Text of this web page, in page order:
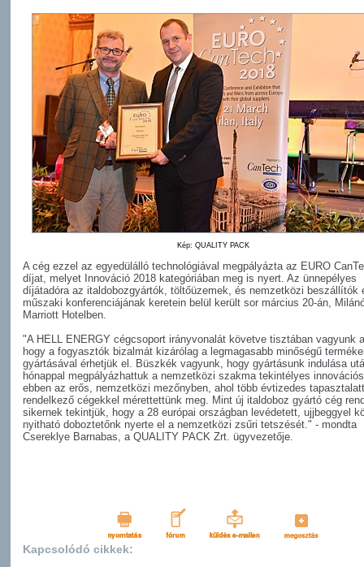
Kép: QUALITY PACK
A cég ezzel az egyedülálló technológiával megpályázta az EURO
díjat, melyet Innováció 2018 kategóriában meg is nyert. Az ünnepélyes
díjátadóra az italdobozgyártók, töltőüzemek, és nemzetközi beszállítók
műszaki konferenciájának keretein belül került sor március 20-án,
Marriott Hotelben.
"A HELL ENERGY cégcsoport irányvonalát követve tisztában vagyunk
hogy a fogyasztók bizalmát kizárólag a legmagasabb minőségű
gyártásával érhetjük el. Büszkék vagyunk, hogy gyártásunk indulása
hónappal megpályázhattuk a nemzetközi szakma tekintélyes
ebben az erős, nemzetközi mezőnyben, ahol több évtizedes
rendelkező cégekkel mérettettünk meg. Mint új italdoboz gyártó cég
sikernek tekintjük, hogy a 28 európai országban levédetett, ujjbeggyel
nyitható doboztetőnk nyerte el a nemzetközi zsűri tetszését." - mondta
Csereklye Barnabas, a QUALITY PACK Zrt. ügyvezetője.
Kapcsolódó cikkek: